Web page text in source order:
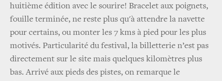
huitième édition avec le sourire! Bracelet aux poignets,
fouille terminée, ne reste plus qu'à attendre la navette
pour certains, ou monter les 7 kms à pied pour les plus
motivés. Particularité du festival, la billetterie n’est pas
directement sur le site mais quelques kilomètres plus
bas. Arrivé aux pieds des pistes, on remarque le